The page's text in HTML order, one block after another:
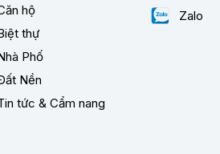
hộ
thự
Phố
Nền
tức & Cẩm nang
Zalo